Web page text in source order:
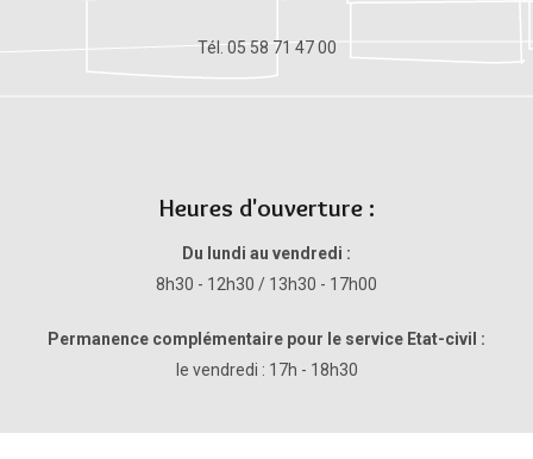
Tél. 05 58 71 47 00
Heures d'ouverture :
Du lundi au vendredi :
8h30 - 12h30 / 13h30 - 17h00
Permanence complémentaire pour le service Etat-civil :
le vendredi : 17h - 18h30